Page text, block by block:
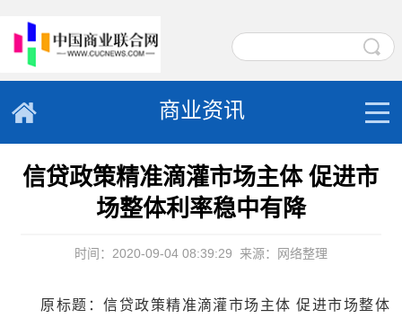
商业资讯
信贷政策精准滴灌市场主体 促进市
场整体利率稳中有降
时间：2020-09-04 08:39:29 来源：网络整理
原标题：信贷政策精准滴灌市场主体 促进市场整体